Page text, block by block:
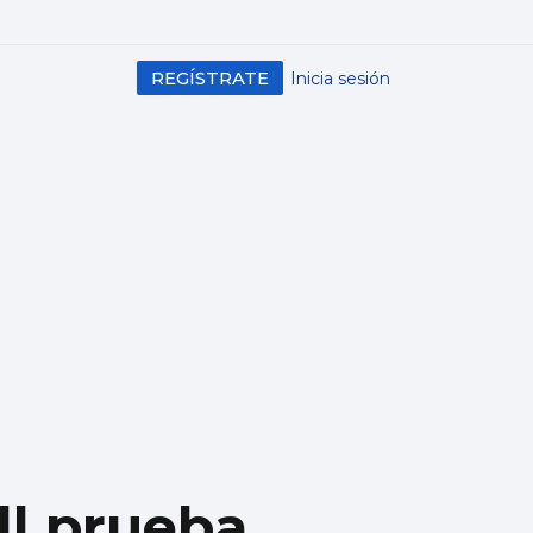
Inicia sesión
REGÍSTRATE